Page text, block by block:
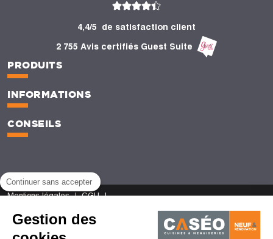
Continuer sans accepter
Gestion des
4,4/5
de satisfaction client
2 755 Avis certifiés Guest Suite
PRODUITS
INFORMATIONS
CONSEILS
Mentions légales
CGU
Gestion des cookies
© Caséo - 2026 | Agence de création de site web - Lemon Interactive